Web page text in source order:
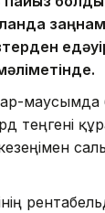
маусымда
теңгені